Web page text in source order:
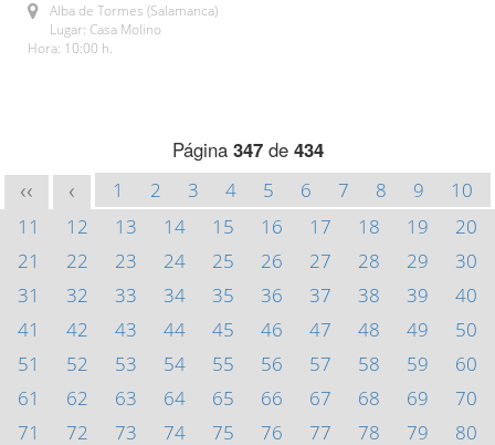
Alba de Tormes (Salamanca)
Lugar: Casa Molino
Hora: 10:00 h.
Página 347de 434
<< < 1 2 3 4 5 6 7 8 9
10
11
12 13 14 15 16 17 18 19
20
21
22 23 24 25 26 27 28 29
30
31
32 33 34 35 36 37 38 39
40
41
42 43 44 45 46 47 48 49
50
51
52 53 54 55 56 57 58 59
60
61
62 63 64 65 66 67 68 69
70
71
72 73 74 75 76 77 78 79
80